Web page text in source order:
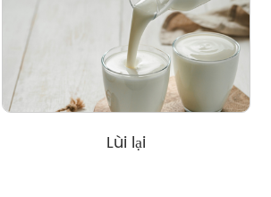
Lùi lại